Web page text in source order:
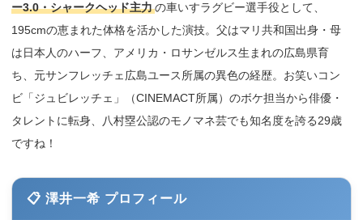
ー3.0・シャークヘッド主力の車いすラグビー選手役として、
195cmの恵まれた体格を活かした演技。父はマリ共和国出身・母
は日本人のハーフ、アメリカ・ロサンゼルス生まれの広島県育
ち、元サンフレッチェ広島ユース所属の異色の経歴。お笑いコン
ビ「ジュビレッチェ」（CINEMACT所属）のボケ担当から俳優・
タレントに転身、八村塁公認のモノマネ芸でも知名度を誇る29歳
ですね！
📋 澤井一希 プロフィール